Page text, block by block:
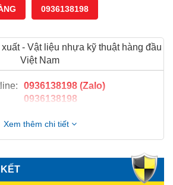
0936138198
- Vật liệu nhựa kỹ thuật hàng đầu
Việt Nam
0936138198 (Zalo)
0936138198
Xem thêm chi tiết